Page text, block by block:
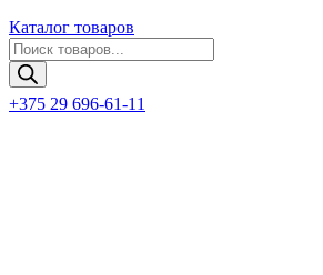
Каталог товаров
Поиск
товаров
+375 29 696-61-11